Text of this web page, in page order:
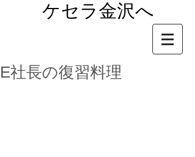
ケセラ金沢へ
E社長の復習料理